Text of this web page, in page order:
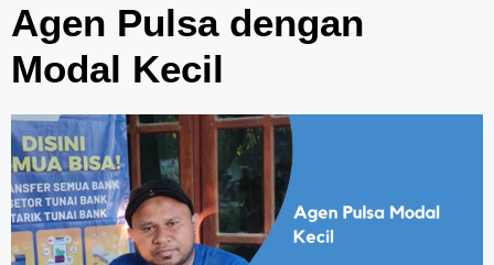
Agen Pulsa dengan
Modal Kecil